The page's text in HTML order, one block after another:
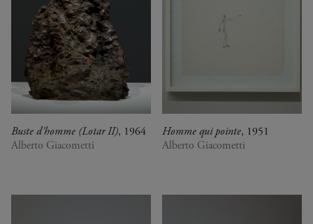
Buste d'homme (Lotar II), 1964
Alberto Giacometti
Homme qui pointe, 1951
Alberto Giacometti